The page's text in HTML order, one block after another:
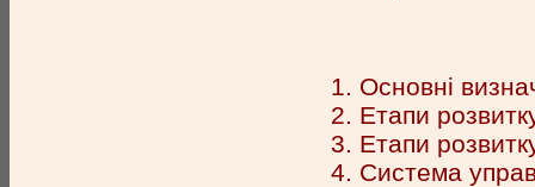
1. Основні
2. Етапи
3. Етапи
4. Система